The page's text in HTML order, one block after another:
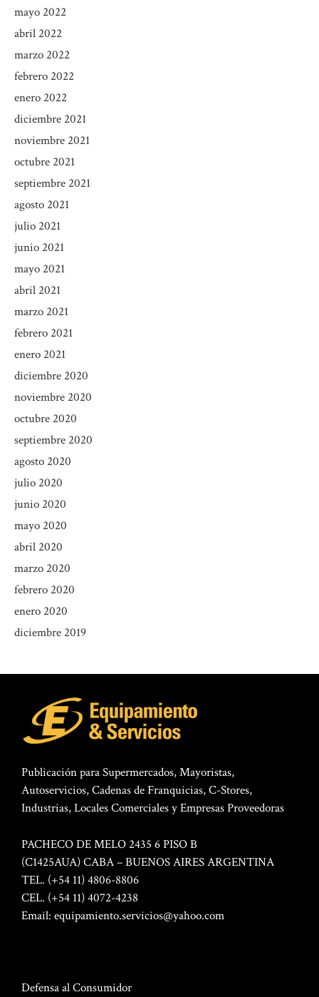
mayo 2022
abril 2022
marzo 2022
febrero 2022
enero 2022
diciembre 2021
noviembre 2021
octubre 2021
septiembre 2021
agosto 2021
julio 2021
junio 2021
mayo 2021
abril 2021
marzo 2021
febrero 2021
enero 2021
diciembre 2020
noviembre 2020
octubre 2020
septiembre 2020
agosto 2020
julio 2020
junio 2020
mayo 2020
abril 2020
marzo 2020
febrero 2020
enero 2020
diciembre 2019
Publicación para Supermercados, Mayoristas,
Autoservicios, Cadenas de Franquicias, C-Stores,
Industrias, Locales Comerciales y Empresas Proveedoras
PACHECO DE MELO 2435 6 PISO B
(C1425AUA) CABA – BUENOS AIRES ARGENTINA
TEL. (+54 11) 4806-8806
CEL. (+54 11) 4072-4238
Email: equipamiento.servicios@yahoo.com
Defensa al Consumidor